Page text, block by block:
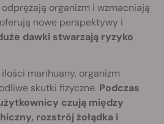
organizm i wzmacniają
nowe perspektywy i
dawki stwarzają ryzyko
marihuany, organizm
skutki fizyczne. Podczas
czują między
rozstrój żołądka i